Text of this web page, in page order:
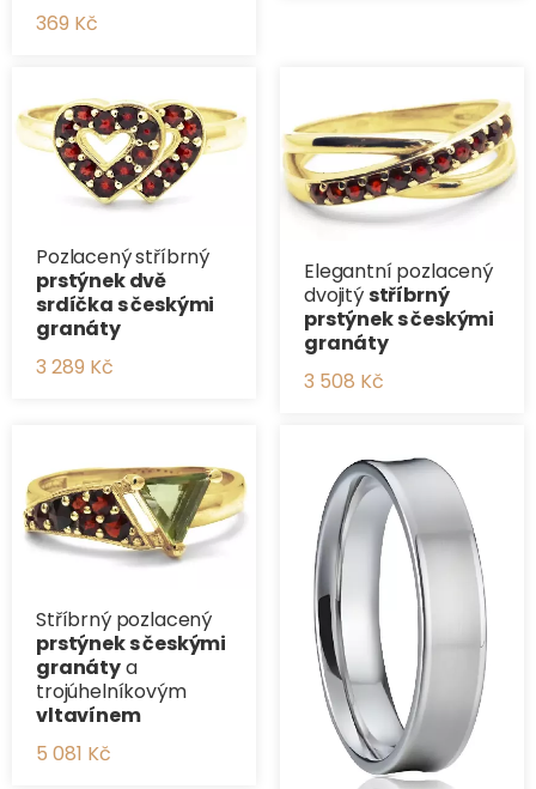
369 Kč
Pozlacený stříbrný
prstýnek dvě
srdíčka s českými
granáty
3 289 Kč
Elegantní pozlacený
dvojitýstříbrný
prstýnek s českými
granáty
3 508 Kč
Stříbrný pozlacený
prstýnek s českými
granátya
trojúhelníkovým
vltavínem
5 081 Kč